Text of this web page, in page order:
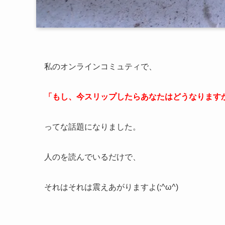
私のオンラインコミュティで、
「もし、今スリップしたらあなたはどうなります
ってな話題になりました。
人のを読んでいるだけで、
それはそれは震えあがりますよ(;^ω^)